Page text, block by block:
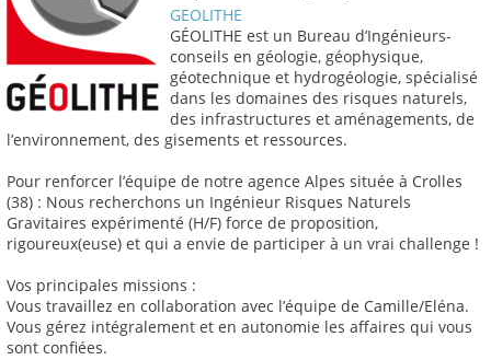
GEOLITHE
GÉOLITHE est un Bureau d’Ingénieurs-
conseils en géologie, géophysique,
géotechnique et hydrogéologie, spécialisé
dans les domaines des risques naturels,
des infrastructures et aménagements, de
l’environnement, des gisements et ressources.
Pour renforcer l’équipe de notre agence Alpes située à Crolles
(38) : Nous recherchons un Ingénieur Risques Naturels
Gravitaires expérimenté (H/F) force de proposition,
rigoureux(euse) et qui a envie de participer à un vrai challenge !
Vos principales missions :
Vous travaillez en collaboration avec l’équipe de Camille/Eléna.
Vous gérez intégralement et en autonomie les affaires qui vous
sont confiées.